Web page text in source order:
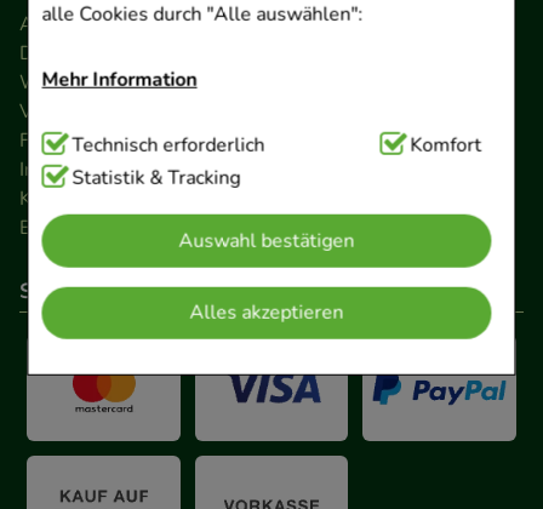
alle Cookies durch "Alle auswählen":
Mehr Information
Technisch Notwendig:Hierbei handelt es sich um
Cookies, die für die Grundfunktionen unserer
Website notwendig sind (z.B. Navigation,
Warenkorb, Kundenkonto), weshalb auf diese nicht
verzichtet werden kann.
Komfort:Diese Cookies werden genutzt um das
Einkaufserlebnis noch ansprechender zu gestalten,
beispielsweise für die Wiedererkennung des
Besuchers oder unsere Seite an bevorzugte
Technisch erforderlich
Komfort
Statistik & Tracking
Auswahl bestätigen
Alles akzeptieren
AGB
Datenschutz
Widerrufsrecht
Versandkosten
FAQ
Impressum
Kontakt
Barrierefreiheitserklärung
So können Sie bezahlen